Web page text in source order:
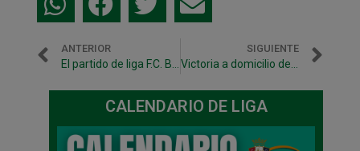
ANTERIOR SIGUIENTE
CALENDARIO DE LIGA